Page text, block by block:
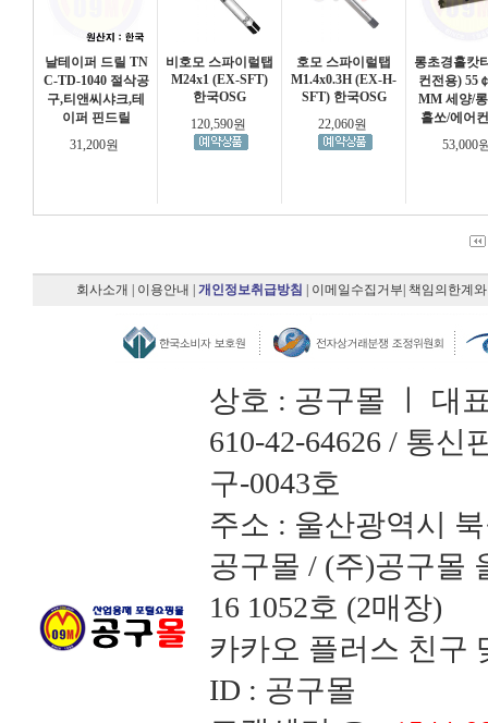
날테이퍼 드릴 TN
C-TD-1040 절삭공
구,티앤씨샤크,테
이퍼 핀드릴
31,200원
비호모 스파이럴탭
M24x1 (EX-SFT)
한국OSG
120,590원
호모 스파이럴탭
M1.4x0.3H (EX-H-
SFT) 한국OSG
22,060원
롱초경홀캇
컨전용) 55
MM 세양/
홀쏘/에어
53,000
회사소개 이용안내 개인정보취급방침 이메일수집거부 책임의한계
상호 : 공구몰 ㅣ 대
610-42-64626 / 통신
구-0043호
주소 : 울산광역시
공구몰 / (주)공구몰
16 1052호 (2매장)
카카오 플러스 친구
ID : 공구몰